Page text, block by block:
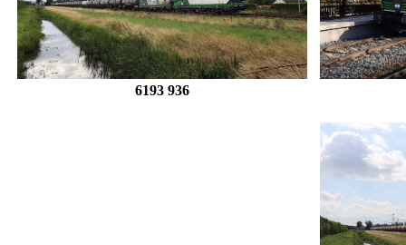
6193 936